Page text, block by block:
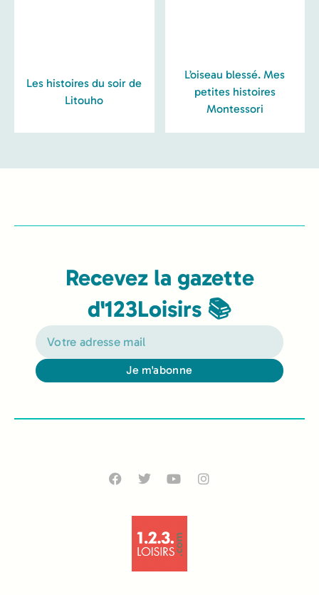
Les histoires du soir de
Litouho
L’oiseau blessé. Mes
petites histoires
Montessori
Recevez la gazette
d'123Loisirs 📚
Je m'abonne